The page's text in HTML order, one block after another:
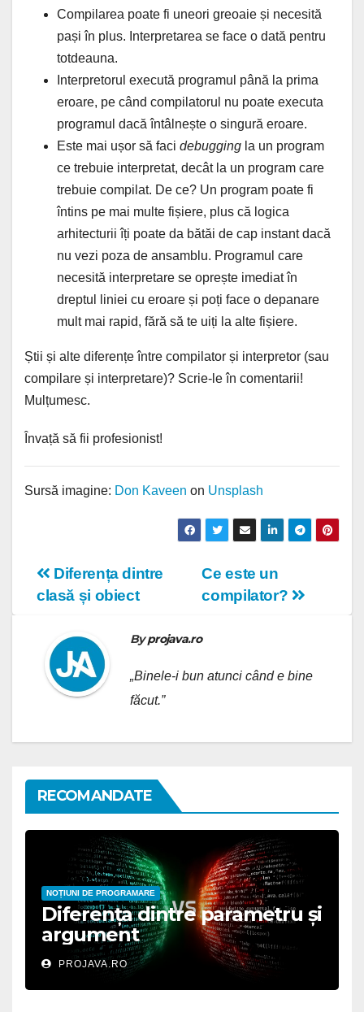
Compilarea poate fi uneori greoaie și necesită
pași în plus. Interpretarea se face o dată pentru
totdeauna.
Interpretorul execută programul până la prima
eroare, pe când compilatorul nu poate executa
programul dacă întâlnește o singură eroare.
Este mai ușor să faci debugging la un program
ce trebuie interpretat, decât la un program care
trebuie compilat. De ce? Un program poate fi
întins pe mai multe fișiere, plus că logica
arhitecturii îți poate da bătăi de cap instant dacă
nu vezi poza de ansamblu. Programul care
necesită interpretare se oprește imediat în
dreptul liniei cu eroare și poți face o depanare
mult mai rapid, fără să te uiți la alte fișiere.
Știi și alte diferențe între compilator și interpretor (sau
compilare și interpretare)? Scrie-le în comentarii!
Mulțumesc.
Învață să fii profesionist!
Sursă imagine: Don Kaveen on Unsplash
Navigare
articole
Ce este un
compilator?
Diferența dintre
clasă și obiect
Byprojava.ro
„Binele-i bun atunci când e bine
făcut.”
RECOMANDATE
NOȚIUNI DE PROGRAMARE
Diferența dintre parametru și
argument
PROJAVA.RO